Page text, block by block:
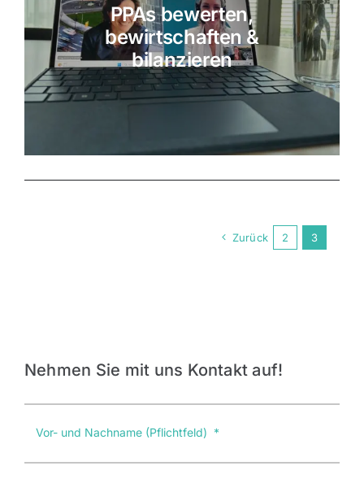
PPAs bewerten,
bewirtschaften &
bilanzieren
Zurück 2 3
Nehmen Sie mit uns Kontakt auf!